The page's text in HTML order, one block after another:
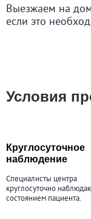
Выезжаем на
если это
Условия
Круглосуточное
наблюдение
Специалисты центра
круглосуточно
состоянием пациента.